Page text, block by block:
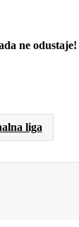
ne odustaje!
liga